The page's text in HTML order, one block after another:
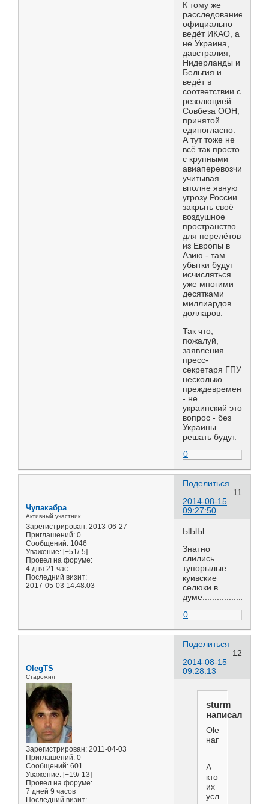
К тому же
расследование
официально
ведёт ИКАО, а
не Украина,
давстралия,
Нидерланды и
Бельгия и
ведёт в
соответствии с
резолюцией
Совбеза ООН,
принятой
единогласно.
А тут тоже не
всё так просто
с крупными
авиаперевозчиками,
учитывая
вполне явную
угрозу России
закрыть своё
воздушное
пространство
для перелётов
из Европы в
Азию - там
убытки будут
исчисляться
уже многими
десятками
миллиардов
долларов.
Так что,
пожалуй,
заявления
пресс-
секретаря ГПУ
несколько
преждевременны
- не
украинский это
вопрос - без
Украины
решать будут.
0
Поделиться
11
2014-08-15
09:27:50
Чупакабра
Активный участник
Зарегистрирован: 2013-06-27
Приглашений: 0
Сообщений: 1046
Уважение: [+51/-5]
Провел на форуме:
4 дня 21 час
Последний визит:
2017-05-03 14:48:03
ЫЫЫ
Знатно
слились
тупорылые
куивские
селюки в
думе.......................
0
Поделиться
12
2014-08-15
09:28:13
OlegTS
Старожил
Зарегистрирован: 2011-04-03
Приглашений: 0
Сообщений: 601
Уважение: [+19/-13]
Провел на форуме:
7 дней 9 часов
Последний визит:
sturm
написал(а):
OlegTS
написал(а):
А
кто
их
услышит?